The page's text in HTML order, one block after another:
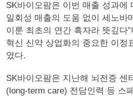
SK바이오팜은 이번 매출 성과에
일회성 매출의 도움 없이 세노바
이룬 최초의 연간 흑자라 뜻깊다
혁신 신약 상업화의 중요한 이정
였다.
SK바이오팜은 지난해 뇌전증 센
(long-term care) 전담인력 등 스